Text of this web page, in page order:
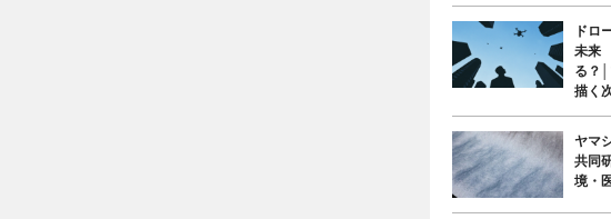
ドロ
未来
る？
描く
ヤマ
共同
境・